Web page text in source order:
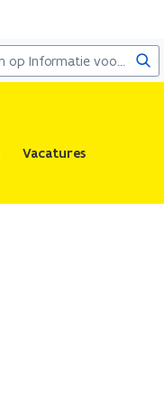
Vacatures